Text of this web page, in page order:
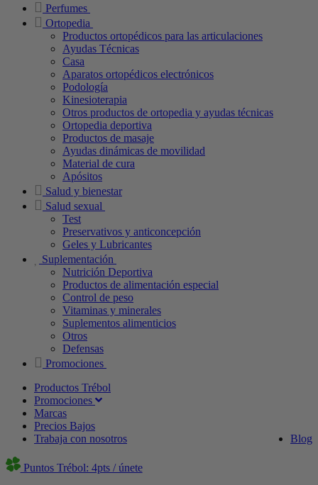
Perfumes
Ortopedia
Productos ortopédicos para las articulaciones
Ayudas Técnicas
Casa
Aparatos ortopédicos electrónicos
Podología
Kinesioterapia
Otros productos de ortopedia y ayudas técnicas
Ortopedia deportiva
Productos de masaje
Ayudas dinámicas de movilidad
Material de cura
Apósitos
Salud y bienestar
Salud sexual
Test
Preservativos y anticoncepción
Geles y Lubricantes
Suplementación
Nutrición Deportiva
Productos de alimentación especial
Control de peso
Vitaminas y minerales
Suplementos alimenticios
Otros
Defensas
Promociones
Productos Trébol
Promociones
Marcas
Precios Bajos
Blog
Trabaja con nosotros
Puntos Trébol: 4pts / únete